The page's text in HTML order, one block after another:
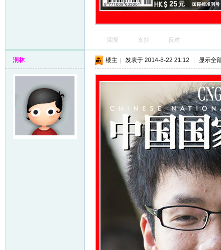
回复 支持 反对
润林 楼主 发表于 2014-8-22 21:12 显示全